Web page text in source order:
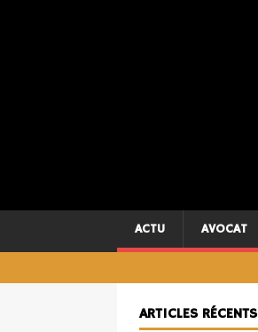
ACTU AVOCAT
ARTICLES RÉCENTS